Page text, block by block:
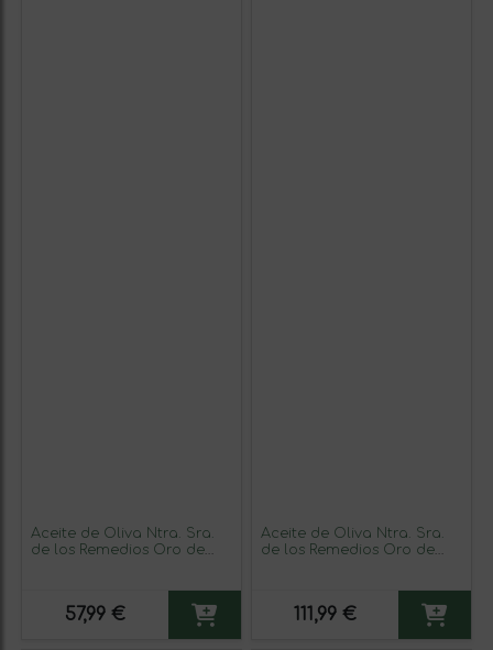
Aceite de Oliva Ntra. Sra.
de los Remedios Oro de
57,99 €
Aceite de Oliva Ntra. Sra.
de los Remedios Oro de
unidades)
111,99 €